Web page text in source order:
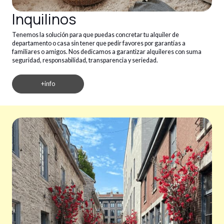
Inquilinos
Tenemos la solución para que puedas concretar tu alquiler de
departamento o casa sin tener que pedir favores por garantías a
familiares o amigos. Nos dedicamos a garantizar alquileres con suma
seguridad, responsabilidad, transparencia y seriedad.
+info